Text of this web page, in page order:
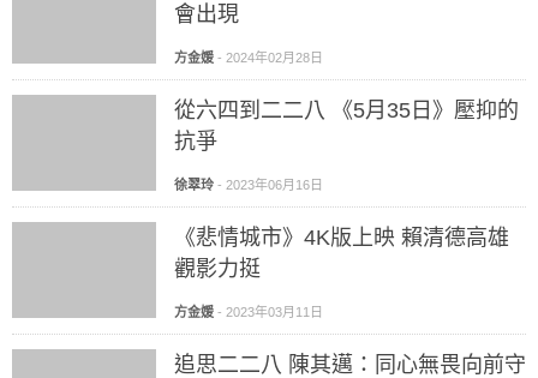
會出現
方金媛 - 2024年02月28日
從六四到二二八 《5月35日》壓抑的
抗爭
徐翠玲 - 2023年06月16日
《悲情城市》4K版上映 賴清德高雄
觀影力挺
方金媛 - 2023年03月11日
追思二二八 陳其邁：同心無畏向前守